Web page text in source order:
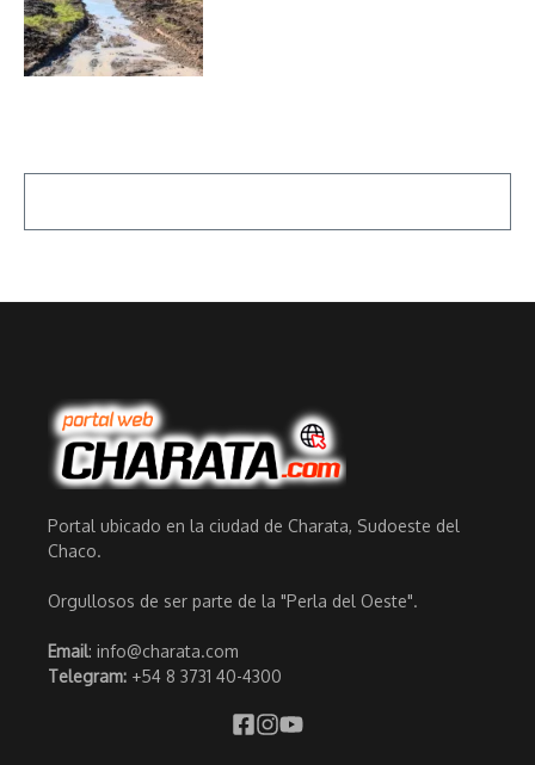
Portal ubicado en la ciudad de Charata, Sudoeste del
Chaco.
Orgullosos de ser parte de la "Perla del Oeste".
Email: info@charata.com
Telegram: +54 8 3731 40-4300